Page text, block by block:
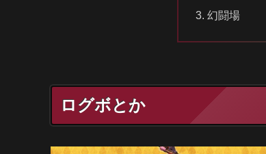
幻闘場
ログボとか